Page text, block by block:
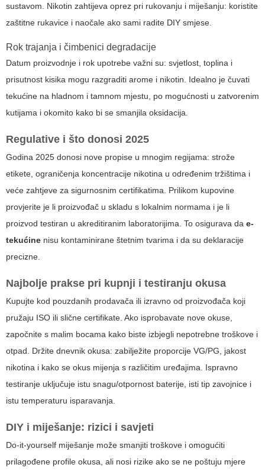
sustavom. Nikotin zahtijeva oprez pri rukovanju i miješanju: koristite
zaštitne rukavice i naočale ako sami radite DIY smjese.
Rok trajanja i čimbenici degradacije
Datum proizvodnje i rok upotrebe važni su: svjetlost, toplina i
prisutnost kisika mogu razgraditi arome i nikotin. Idealno je čuvati
tekućine na hladnom i tamnom mjestu, po mogućnosti u zatvorenim
kutijama i okomito kako bi se smanjila oksidacija.
Regulative i što donosi 2025
Godina 2025 donosi nove propise u mnogim regijama: strože
etikete, ograničenja koncentracije nikotina u određenim tržištima i
veće zahtjeve za sigurnosnim certifikatima. Prilikom kupovine
provjerite je li proizvođač u skladu s lokalnim normama i je li
proizvod testiran u akreditiranim laboratorijima. To osigurava da e-
tekućine nisu kontaminirane štetnim tvarima i da su deklaracije
precizne.
Najbolje prakse pri kupnji i testiranju okusa
Kupujte kod pouzdanih prodavača ili izravno od proizvođača koji
pružaju ISO ili slične certifikate. Ako isprobavate nove okuse,
započnite s malim bocama kako biste izbjegli nepotrebne troškove i
otpad. Držite dnevnik okusa: zabilježite proporcije VG/PG, jakost
nikotina i kako se okus mijenja s različitim uređajima. Ispravno
testiranje uključuje istu snagu/otpornost baterije, isti tip zavojnice i
istu temperaturu isparavanja.
DIY i miješanje: rizici i savjeti
Do-it-yourself miješanje može smanjiti troškove i omogućiti
prilagođene profile okusa, ali nosi rizike ako se ne poštuju mjere